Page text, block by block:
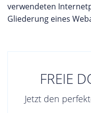
verwendeten
Gliederung eines
FREIE
Jetzt den